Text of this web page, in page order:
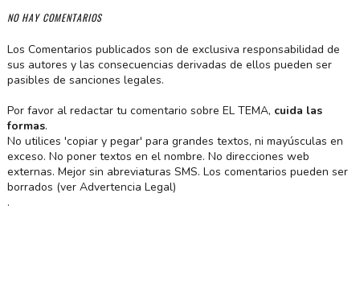
NO HAY COMENTARIOS
Los Comentarios publicados son de exclusiva responsabilidad de
sus autores y las consecuencias derivadas de ellos pueden ser
pasibles de sanciones legales.
Por favor al redactar tu comentario sobre EL TEMA, cuida las
formas.
No utilices 'copiar y pegar' para grandes textos, ni mayúsculas en
exceso. No poner textos en el nombre. No direcciones web
externas. Mejor sin abreviaturas SMS. Los comentarios pueden ser
borrados (ver Advertencia Legal)
.